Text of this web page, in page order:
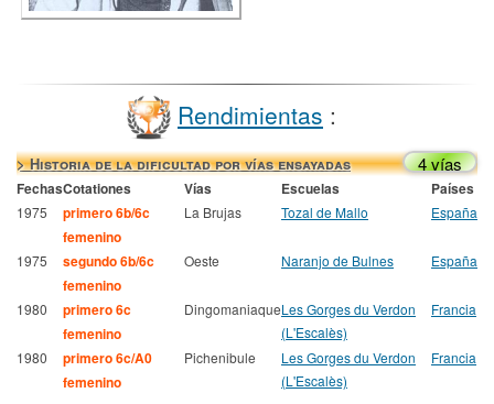
Rendimientas :
> Historia de la dificultad por vías ensayadas 4 vías
FechasCotationes Vías Escuelas Países
1975
primero 6b/6c
femenino
La Brujas Tozal de Mallo España
1975
segundo 6b/6c
femenino
Oeste Naranjo de Bulnes España
1980
primero 6c
femenino
DingomaniaqueLes Gorges du Verdon
(L'Escalès)
Francia
1980
primero 6c/A0
femenino
Pichenibule
Les Gorges du Verdon
(L'Escalès)
Francia